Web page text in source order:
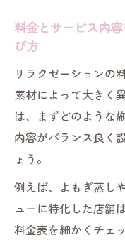
料金とサービス内
び方
リラクゼーションの
素材によって大きく
は、まずどのような
内容がバランス良く
ょう。
例えば、よもぎ蒸し
ューに特化した店舗
料金表を細かくチェ